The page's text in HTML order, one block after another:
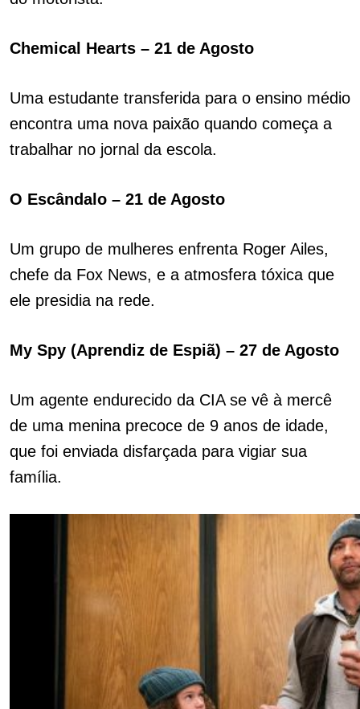
Chemical Hearts – 21 de Agosto
Uma estudante transferida para o ensino médio
encontra uma nova paixão quando começa a
trabalhar no jornal da escola.
O Escândalo – 21 de Agosto
Um grupo de mulheres enfrenta Roger Ailes,
chefe da Fox News, e a atmosfera tóxica que
ele presidia na rede.
My Spy (Aprendiz de Espiã) – 27 de Agosto
Um agente endurecido da CIA se vê à mercê
de uma menina precoce de 9 anos de idade,
que foi enviada disfarçada para vigiar sua
família.